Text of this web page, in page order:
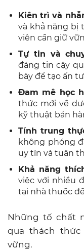
Kiên trì và
và khả năng bị
viên cần giữ
Tự tin và
đáng tin cậy
bày để tạo ấn
Đam mê học
thức mới về
kỹ thuật bán
Tính trung
không phóng
uy tín và tuân
Khả năng
việc với nhiều
tại nhà thuốc
Những tố chất
qua thách
vững.